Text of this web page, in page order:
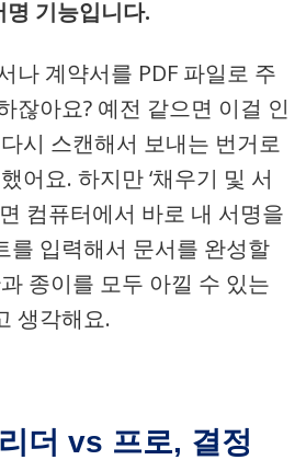
기능입니다.
나 계약서를 PDF 파일로 주
잖아요? 예전 같으면 이걸 인
시 스캔해서 보내는 번거로
어요. 하지만 ‘채우기 및 서
컴퓨터에서 바로 내 서명을
를 입력해서 문서를 완성할
종이를 모두 아낄 수 있는
생각해요.
더 vs 프로, 결정